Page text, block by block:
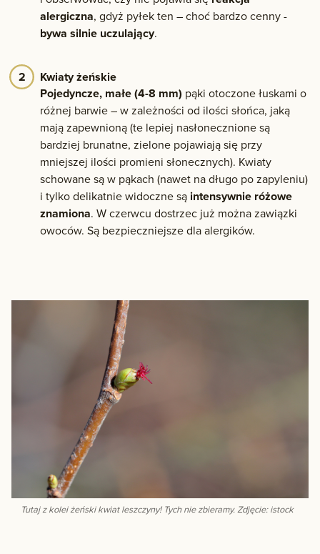
alergiczna, gdyż pyłek ten – choć bardzo cenny -
bywa silnie uczulający.
Kwiaty żeńskie
Pojedyncze, małe (4-8 mm) pąki otoczone łuskami o
różnej barwie – w zależności od ilości słońca, jaką
mają zapewnioną (te lepiej nasłonecznione są
bardziej brunatne, zielone pojawiają się przy
mniejszej ilości promieni słonecznych). Kwiaty
schowane są w pąkach (nawet na długo po zapyleniu)
i tylko delikatnie widoczne są intensywnie różowe
znamiona. W czerwcu dostrzec już można zawiązki
owoców. Są bezpieczniejsze dla alergików.
Tutaj z kolei żeński kwiat leszczyny! Tych nie zbieramy. Zdjęcie: istock